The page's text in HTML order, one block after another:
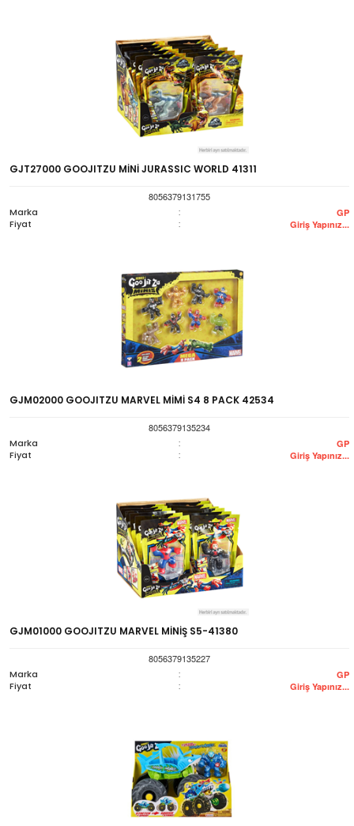
GJT27000 GOOJITZU MİNİ JURASSIC WORLD 41311
8056379131755
Marka
: GP
Fiyat : Giriş Yapınız...
GJM02000 GOOJITZU MARVEL MİMİ S4 8 PACK 42534
8056379135234
Marka
: GP
Fiyat : Giriş Yapınız...
GJM01000 GOOJITZU MARVEL MİNİŞ S5-41380
8056379135227
Marka
: GP
Fiyat : Giriş Yapınız...